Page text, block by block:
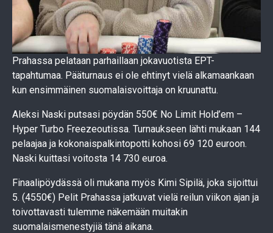
Prahassa pelataan parhaillaan jokavuotista EPT-
tapahtumaa. Pääturnaus ei ole ehtinyt vielä alkamaankaan
kun ensimmäinen suomalaisvoittaja on kruunattu.
Aleksi Naski putsasi pöydän 550€ No Limit Hold’em –
Hyper Turbo Freezeoutissa. Turnaukseen lähti mukaan 144
pelaajaa ja kokonaispalkintopotti kohosi 69 120 euroon.
Naski kuittasi voitosta 14 730 euroa.
Finaalipöydässä oli mukana myös Kimi Sipilä, joka sijoittui
5. (4550€) Pelit Prahassa jatkuvat vielä reilun viikon ajan ja
toivottavasti tulemme näkemään muitakin
suomalaismenestyjiä tänä aikana.